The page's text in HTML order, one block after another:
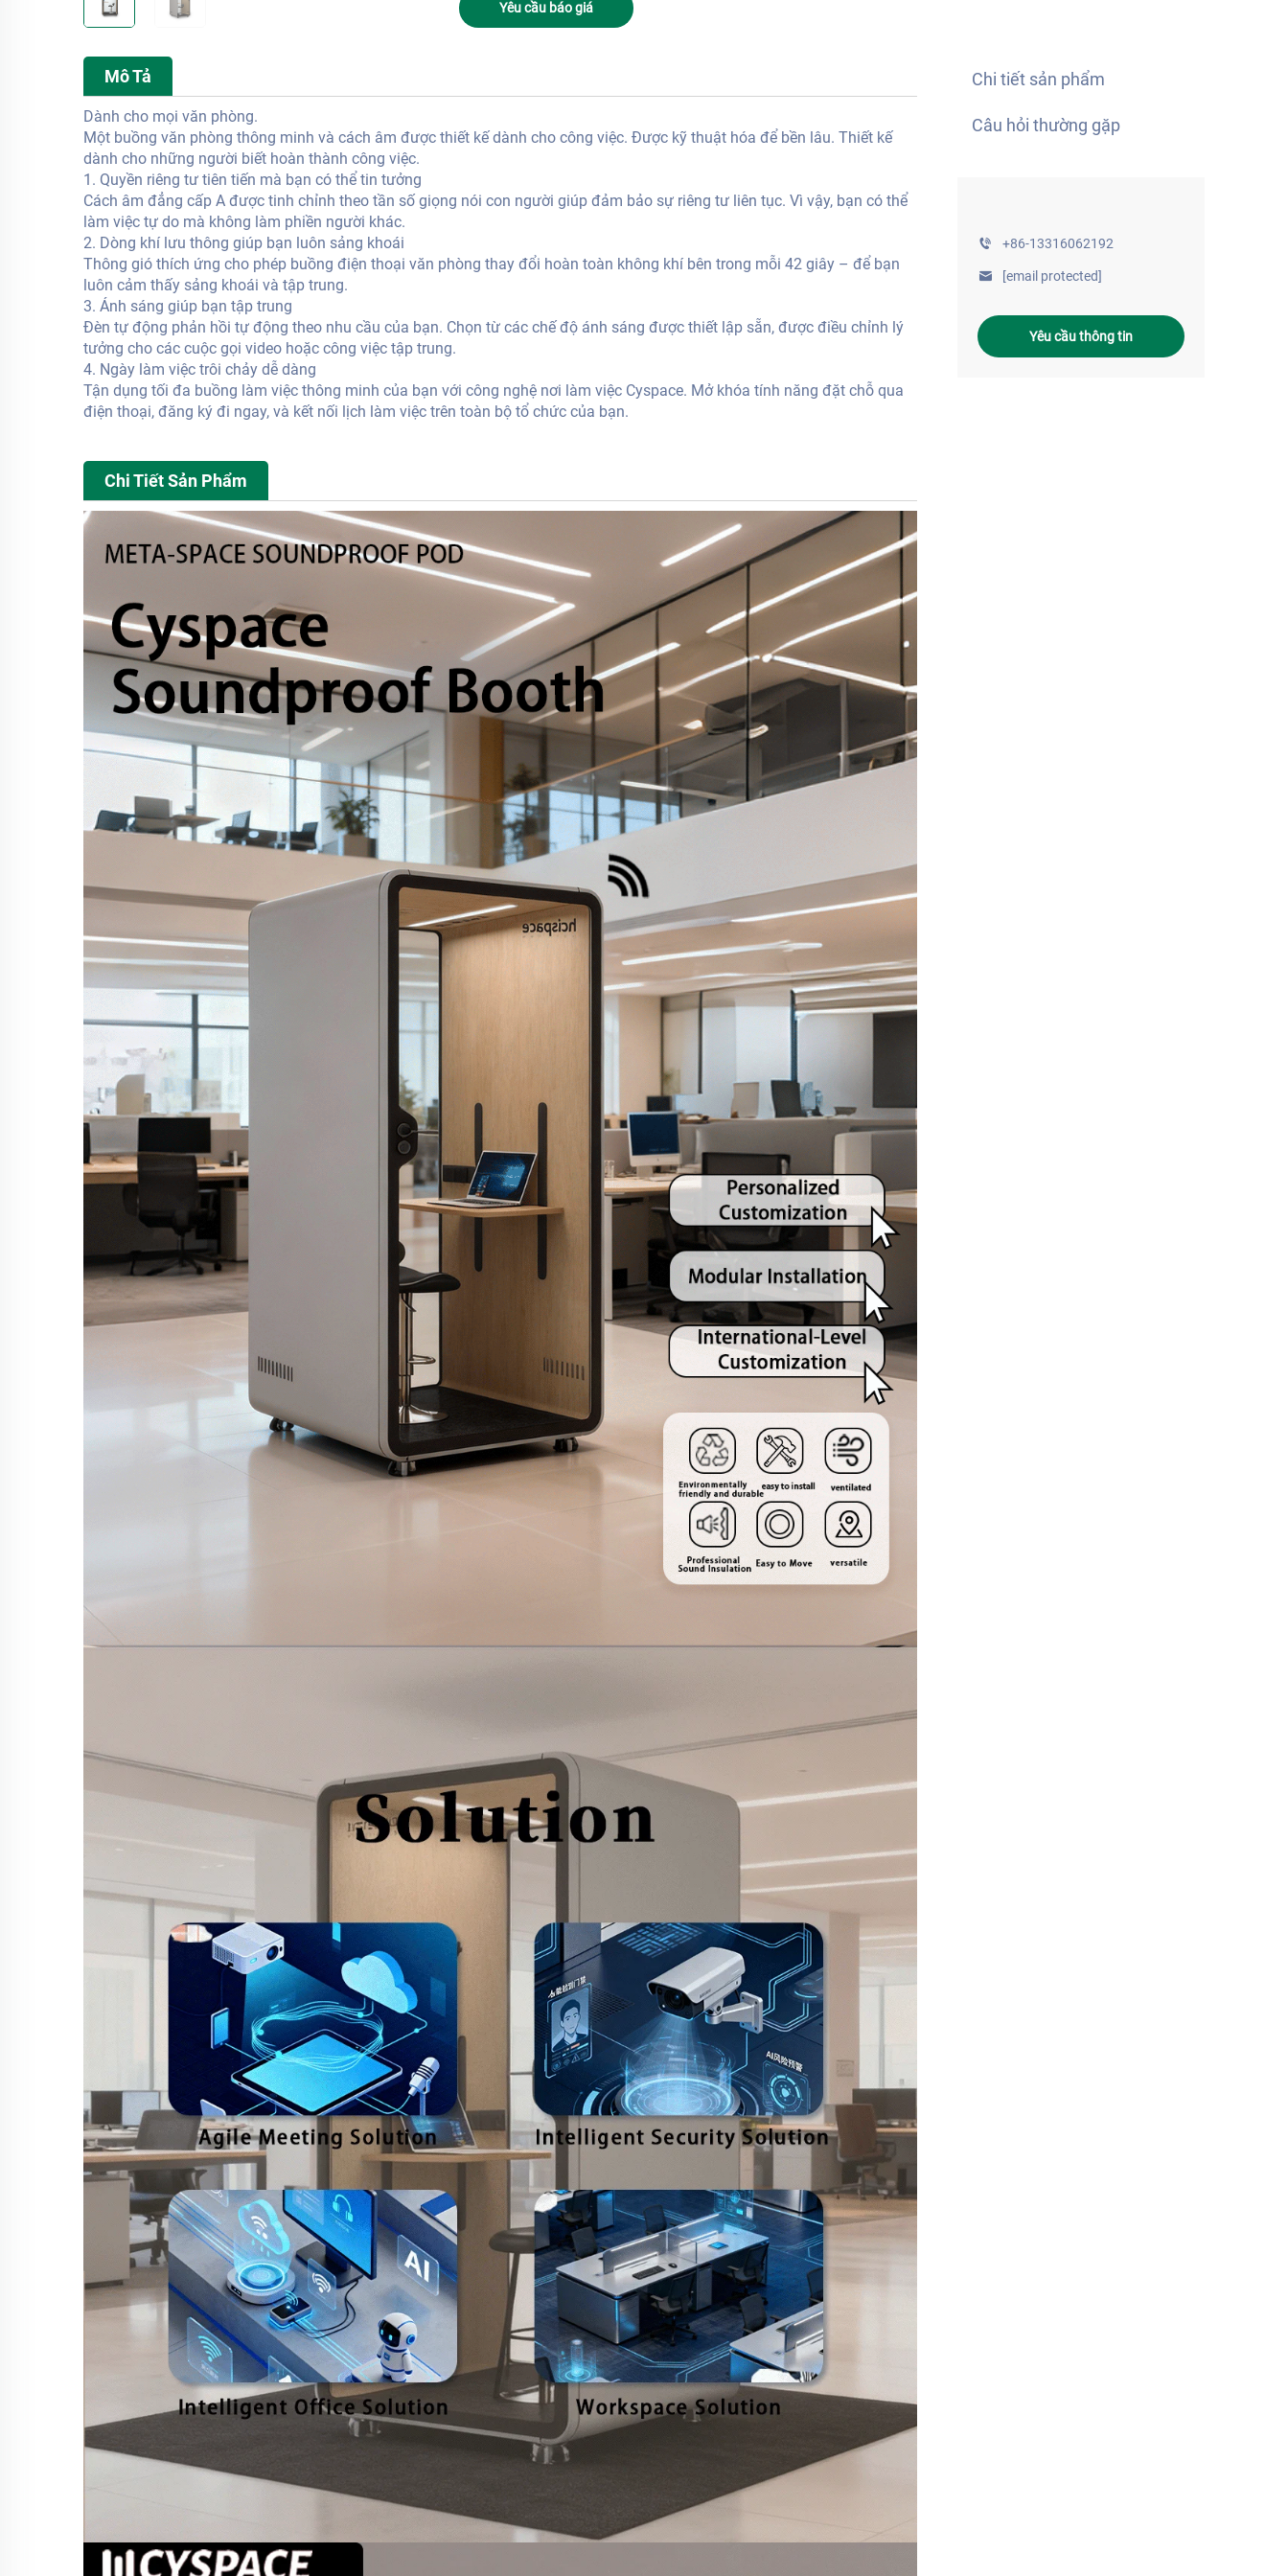
Yêu cầu báo giá
Chi tiết sản phẩm
Câu hỏi thường gặp
+86-13316062192
[email protected]
Yêu cầu thông tin
Mô Tả
Dành cho mọi văn phòng.
Một buồng văn phòng thông minh và cách âm được thiết kế dành cho công việc. Được kỹ thuật hóa để bền lâu. Thiết kế
dành cho những người biết hoàn thành công việc.
1. Quyền riêng tư tiên tiến mà bạn có thể tin tưởng
Cách âm đẳng cấp A được tinh chỉnh theo tần số giọng nói con người giúp đảm bảo sự riêng tư liên tục. Vì vậy, bạn có thể
làm việc tự do mà không làm phiền người khác.
2. Dòng khí lưu thông giúp bạn luôn sảng khoái
Thông gió thích ứng cho phép buồng điện thoại văn phòng thay đổi hoàn toàn không khí bên trong mỗi 42 giây – để bạn
luôn cảm thấy sảng khoái và tập trung.
3. Ánh sáng giúp bạn tập trung
Đèn tự động phản hồi tự động theo nhu cầu của bạn. Chọn từ các chế độ ánh sáng được thiết lập sẵn, được điều chỉnh lý
tưởng cho các cuộc gọi video hoặc công việc tập trung.
4. Ngày làm việc trôi chảy dễ dàng
Tận dụng tối đa buồng làm việc thông minh của bạn với công nghệ nơi làm việc Cyspace. Mở khóa tính năng đặt chỗ qua
điện thoại, đăng ký đi ngay, và kết nối lịch làm việc trên toàn bộ tổ chức của bạn.
Chi Tiết Sản Phẩm